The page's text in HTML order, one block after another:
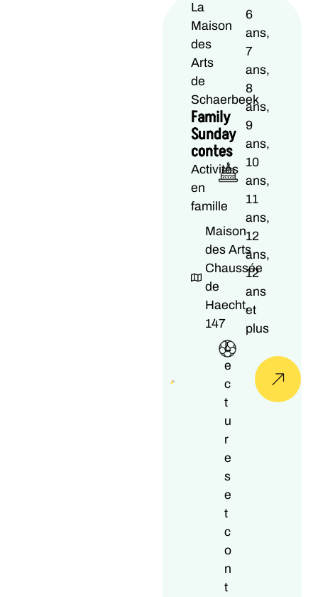
La
Maison
des
Arts
de
Schaerbeek
Family
Sunday
contes
Activités
en
famille
Maison
des Arts
Chaussée
de
Haecht,
147
6
ans,
7
ans,
8
ans,
9
ans,
10
ans,
11
ans,
12
ans,
12
ans
et
plus
L
e
c
t
u
r
e
s
e
t
c
o
n
t